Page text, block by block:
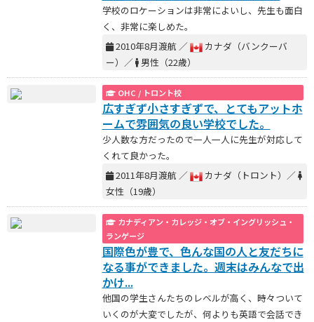
学校のロケーションは非常によいし、先生も面白
く、非常に楽しめた。
2010年8月渡航 ／
カナダ（バンクーバ
ー）／ 男性（22歳）
OHC / トロント校
広すぎず小さすぎずで、とてもアットホ
ームで雰囲気の良い学校でした。
少人数な方だったので一人一人に先生が対応して
くれて良かった。
2011年8月渡航 ／
カナダ（トロント）／
女性（19歳）
カナディアン・カレッジ・オブ・イングリッシュ・
ランゲージ
国際色が豊で、色んな国の人と友だちに
なる事ができました。週末はみんなで出
かけ...
他国の学生さんたちのレベルが高く、時々ついて
いくのが大変でしたが、何よりも英語で会話でき